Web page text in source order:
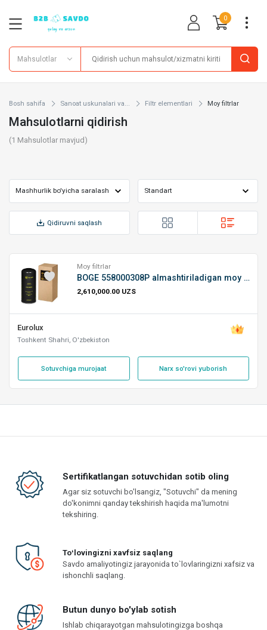
0
Mahsulotlar
Bosh sahifa Sanoat uskunalari va... Filtr elementlari Moy filtrlar
Mahsulotlarni qidirish
(1 Mahsulotlar mavjud)
Qidiruvni saqlash
Moy filtrlar
BOGE 558000308P almashtiriladigan moy filtri
2,610,000.00 UZS
Eurolux
Toshkent Shahri, O'zbekiston
Sotuvchiga murojaat Narx so'rovi yuborish
Sertifikatlangan sotuvchidan sotib oling
Agar siz sotuvchi bo'lsangiz, "Sotuvchi" da mening
do'konimni qanday tekshirish haqida ma'lumotni
tekshiring.
Toʻlovingizni xavfsiz saqlang
Savdo amaliyotingiz jarayonida to`lovlaringizni xafsiz va
ishonchli saqlang.
Butun dunyo bo'ylab sotish
Ishlab chiqarayotgan mahsulotingizga boshqa